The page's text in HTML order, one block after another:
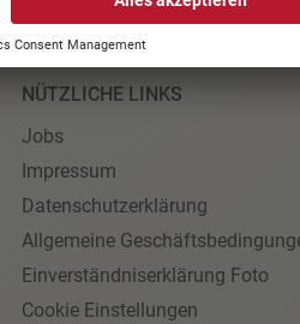
NÜTZLICHE LINKS
Jobs
Impressum
Datenschutzerklärung
Allgemeine
Einverständniserklärung Foto
Cookie Einstellungen